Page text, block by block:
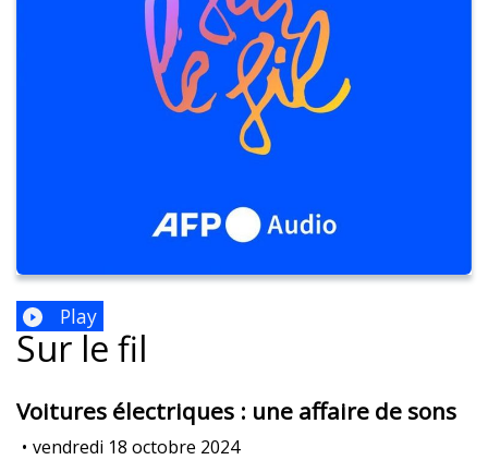
Play
Sur le fil
Voitures électriques : une affaire de sons
• vendredi 18 octobre 2024